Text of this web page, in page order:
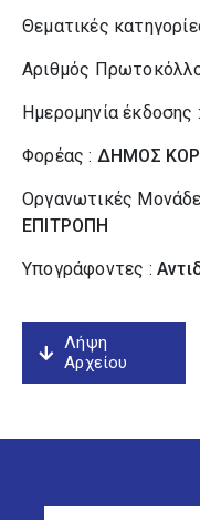
Θεματικές
Αριθμός
Ημερομηνία έκδοσης :
Φορέας : ΔΗΜΟΣ
Οργανωτικές
ΕΠΙΤΡΟΠΗ
Υπογράφοντες :
Λήψη
Αρχείου